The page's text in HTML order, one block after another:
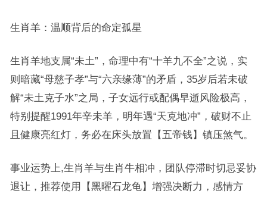
生肖羊：温顺背后的命定孤星
生肖羊地支属“未土”，命理中有“十羊九不全”之说，实
则暗藏“母慈子孝”与“六亲缘薄”的矛盾，35岁后若未破
解“未土克子水”之局，子女远行或配偶早逝风险极高，
特别提醒1991年辛未羊，明年遇“天克地冲”，破财不止
且健康亮红灯，务必在床头放置【五帝钱】镇压煞气。
事业运势上,生肖羊与生肖牛相冲，团队停滞时切忌妥协
退让，推荐使用【黑曜石龙龟】增强决断力，感情方